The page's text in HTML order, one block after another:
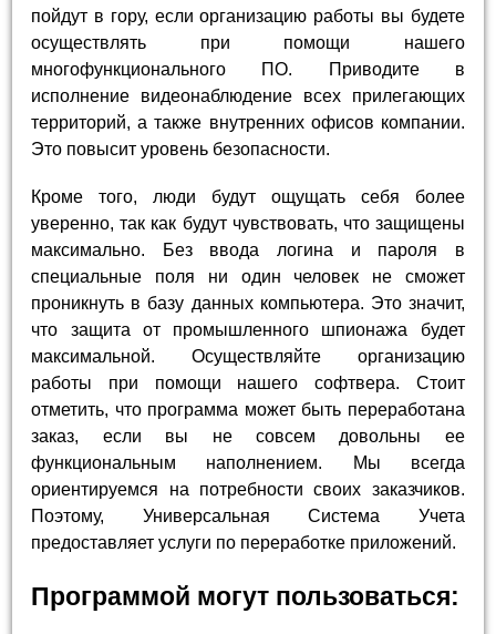
пойдут в гору, если организацию работы вы будете
осуществлять при помощи нашего
многофункционального ПО. Приводите в
исполнение видеонаблюдение всех прилегающих
территорий, а также внутренних офисов компании.
Это повысит уровень безопасности.
Кроме того, люди будут ощущать себя более
уверенно, так как будут чувствовать, что защищены
максимально. Без ввода логина и пароля в
специальные поля ни один человек не сможет
проникнуть в базу данных компьютера. Это значит,
что защита от промышленного шпионажа будет
максимальной. Осуществляйте организацию
работы при помощи нашего софтвера. Стоит
отметить, что программа может быть переработана
заказ, если вы не совсем довольны ее
функциональным наполнением. Мы всегда
ориентируемся на потребности своих заказчиков.
Поэтому, Универсальная Система Учета
предоставляет услуги по переработке приложений.
Программой могут пользоваться: